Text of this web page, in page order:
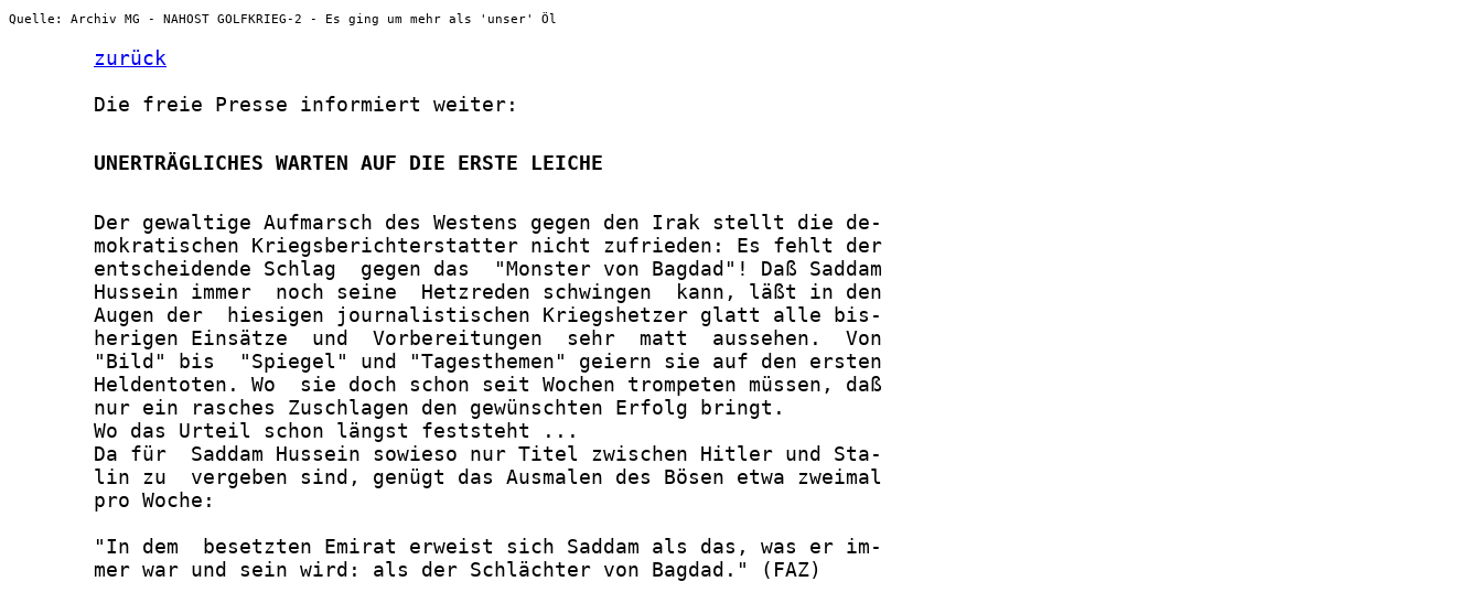
Quelle: Archiv MG - NAHOST GOLFKRIEG-2 - Es ging um mehr als 'unser' Öl
zurück
       Die freie Presse informiert weiter:
       UNERTRÄGLICHES WARTEN AUF DIE ERSTE LEICHE
       Der gewaltige Aufmarsch des Westens gegen den Irak stellt die de-
       mokratischen Kriegsberichterstatter nicht zufrieden: Es fehlt der
       entscheidende Schlag  gegen das  "Monster von Bagdad"! Daß Saddam
       Hussein immer  noch seine  Hetzreden schwingen  kann, läßt in den
       Augen der  hiesigen journalistischen Kriegshetzer glatt alle bis-
       herigen Einsätze  und  Vorbereitungen  sehr  matt  aussehen.  Von
       "Bild" bis  "Spiegel" und "Tagesthemen" geiern sie auf den ersten
       Heldentoten. Wo  sie doch schon seit Wochen trompeten müssen, daß
       nur ein rasches Zuschlagen den gewünschten Erfolg bringt.
       Wo das Urteil schon längst feststeht ...
       Da für  Saddam Hussein sowieso nur Titel zwischen Hitler und Sta-
       lin zu  vergeben sind, genügt das Ausmalen des Bösen etwa zweimal
       pro Woche:
       "In dem  besetzten Emirat erweist sich Saddam als das, was er im-
       mer war und sein wird: als der Schlächter von Bagdad." (FAZ)